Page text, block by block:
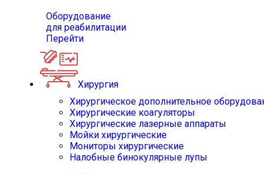
Оборудование
для реабилитации
Перейти
Хирургия
Хирургическое дополнительное
Хирургические коагуляторы
Хирургические лазерные аппараты
Мойки хирургические
Мониторы хирургические
Налобные бинокулярные лупы